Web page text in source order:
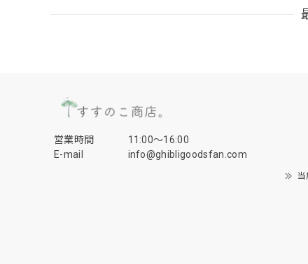
営業時間
11:00〜16:00
E-mail
info@ghibligoodsfan.com